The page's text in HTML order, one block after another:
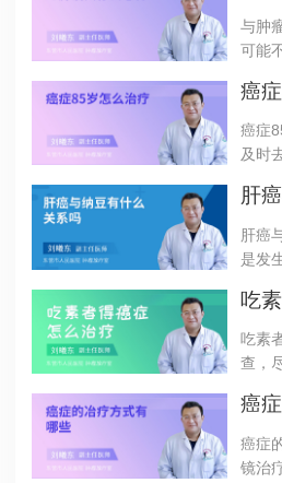
与肿
可能
癌
癌症
及时
肝癌
是发
吃
吃素
查，
癌
癌症
镜治